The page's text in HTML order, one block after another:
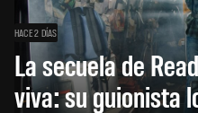
HACE 2 DÍAS
La secuela de
viva: su guionista